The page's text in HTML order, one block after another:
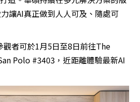
讓AI真正做到人人可及、隨處可
觀者可於1月5日至8日前往The
Polo #3403，近距離體驗最新AI